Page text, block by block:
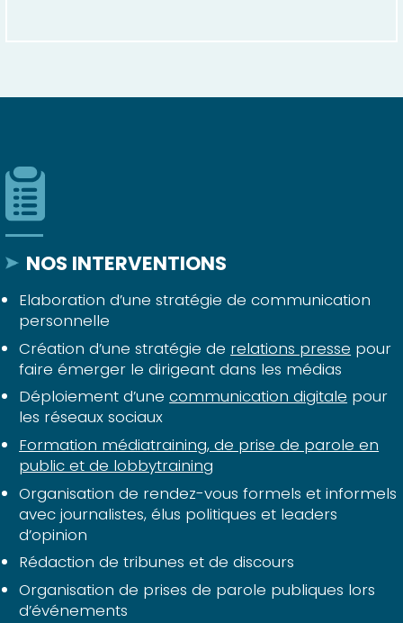
NOS INTERVENTIONS
Elaboration d’une stratégie de communication
personnelle
Création d’une stratégie de relations presse pour
faire émerger le dirigeant dans les médias
Déploiement d’unecommunication digitale pour
les réseaux sociaux
Formation médiatraining, de prise de parole en
public et de lobbytraining
Organisation de rendez-vous formels et informels
avec journalistes, élus politiques et leaders
d’opinion
Rédaction de tribunes et de discours
Organisation de prises de parole publiques lors
d’événements